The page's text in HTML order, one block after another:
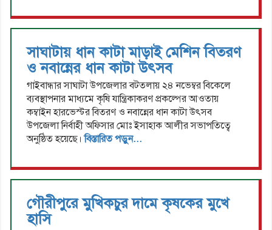
সাঘাটায় ধান কাটা মাড়াই মেশিন বিতরণ
ও নবান্নের ধান কাটা উৎসব
গাইবান্ধার সাঘাটা উপজেলার বটতলায় ২৪ নভেম্বর বিকেলে
ব্যবস্থাপনার মাধ্যমে কৃষি যান্ত্রিকাকরণ প্রকল্পের আওতায়
কম্বাইন হারভেস্টর বিতরণ ও নবান্নের ধান কাটা উৎসব
উপজেলা নির্বাহী অফিসার মোঃ ইসাহাক আলীর সভাপতিত্বে
অনুষ্ঠিত হয়েছে।বিস্তারিত পড়ুন...
গৌরীপুরে মুখিকচুর দামে কৃষকের মুখে
হাসি